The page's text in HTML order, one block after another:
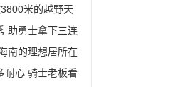
米的越野天
助勇士拿下三连
南的理想居所在
耐心 骑士老板看